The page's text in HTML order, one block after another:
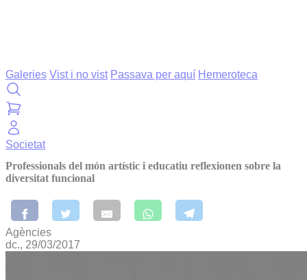
Galeries Vist i no vist Passava per aquí Hemeroteca
Societat
Professionals del món artístic i educatiu reflexionen sobre la
diversitat funcional
Agències
dc., 29/03/2017